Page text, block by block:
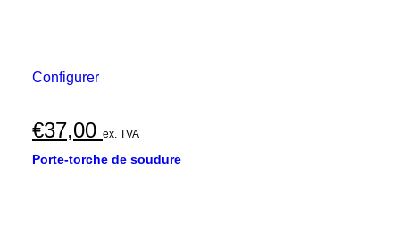
Configurer
€37,00 ex. TVA
Porte-torche de soudure